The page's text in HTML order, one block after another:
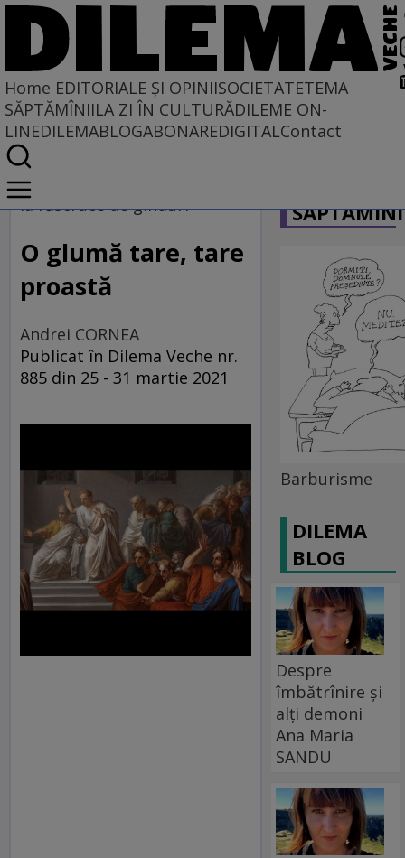
Home EDITORIALE ȘI OPINIISOCIETATETEMA
SĂPTĂMÎNIILA ZI ÎN CULTURĂDILEME ON-
LINEDILEMABLOGABONAREDIGITALContact
Home
EDITORIALE ȘI OPINII
la răscruce de gînduri
O glumă tare, tare
proastă
Andrei CORNEA
Publicat în Dilema Veche nr.
885 din 25 - 31 martie 2021
Barburisme
DILEMA
BLOG
Despre
îmbătrînire și
alți demoni
Ana Maria
SANDU